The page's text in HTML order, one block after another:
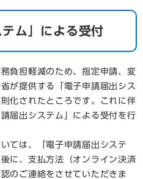
テム」による受付
負担軽減のため、指定申請、変
が提供する「電子申請届出シス
化されたところです。これに伴
届出システム」による受付を行
ては、「電子申請届出システ
に、支払方法（オンライン決済
のご連絡をさせていただきま